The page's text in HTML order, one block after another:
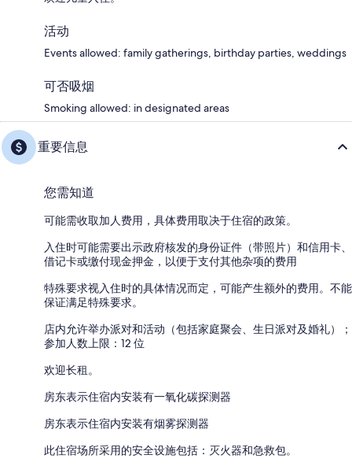
活动
Events allowed: family gatherings, birthday parties, weddings
可否吸烟
Smoking allowed: in designated areas
重要信息
您需知道
可能需收取加人费用，具体费用取决于住宿的政策。
入住时可能需要出示政府核发的身份证件（带照片）和信用卡、
借记卡或缴付现金押金，以便于支付其他杂项的费用
特殊要求视入住时的具体情况而定，可能产生额外的费用。不能
保证满足特殊要求。
店内允许举办派对和活动（包括家庭聚会、生日派对及婚礼）；
参加人数上限：12 位
欢迎长租。
房东表示住宿内安装有一氧化碳探测器
房东表示住宿内安装有烟雾探测器
此住宿场所采用的安全设施包括：灭火器和急救包。